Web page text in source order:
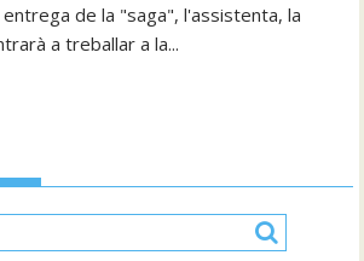
de la "saga", l'assistenta, la
a treballar a la...